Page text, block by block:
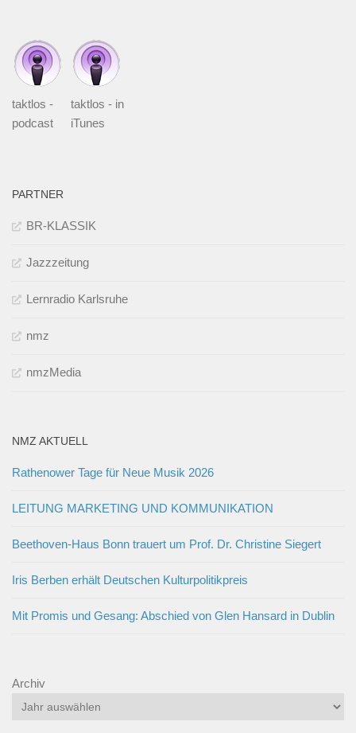
taktlos -
podcast
taktlos - in
iTunes
PARTNER
BR-KLASSIK
Jazzzeitung
Lernradio Karlsruhe
nmz
nmzMedia
NMZ AKTUELL
Rathenower Tage für Neue Musik 2026
LEITUNG MARKETING UND KOMMUNIKATION
Beethoven-Haus Bonn trauert um Prof. Dr. Christine Siegert
Iris Berben erhält Deutschen Kulturpolitikpreis
Mit Promis und Gesang: Abschied von Glen Hansard in Dublin
Archiv